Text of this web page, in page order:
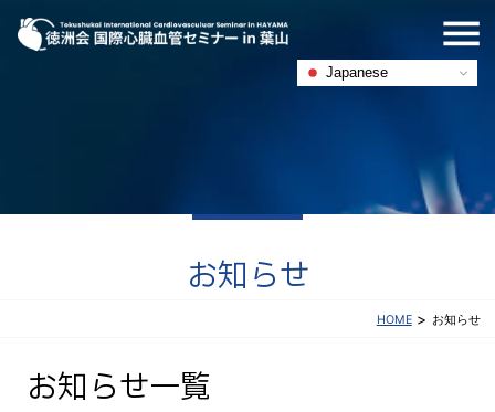
Japanese
お知らせ
HOME > お知らせ
お知らせ一覧